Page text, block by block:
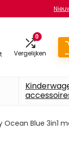
0
Vergelijken
Ocean Blue 3in1